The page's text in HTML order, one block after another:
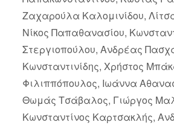
Ζαχαρούλα Καλομινίδου,
Νίκος Παπαθανασίου,
Στεργιοπούλου, Ανδρέας
Κωνσταντινίδης, Χρήστος
Φιλιππόπουλος, Ιωάννα
Θωμάς Τσάβαλος, Γιώργος
Κωνσταντίνος Καρτσακλής,